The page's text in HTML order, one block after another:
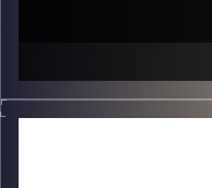
גלידה כל היום.
ללמוד ממנו לקחים
הפרידה על הכאב ואיך
ולרחמים העצמיים.